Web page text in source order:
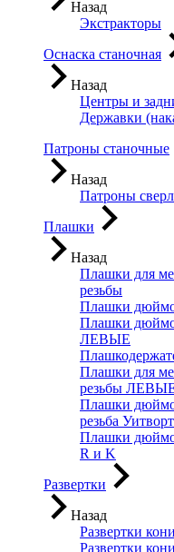
Назад
Экстракторы
Оснаска станочная
Назад
Центры и
Державки
Патроны станочные
Назад
Патроны
Плашки
Назад
Плашки для
резьбы
Плашки
Плашки
ЛЕВЫЕ
Плашки для
резьбы
Плашки
резьба
Плашки
R и K
Развертки
Назад
Развертки
Развертки